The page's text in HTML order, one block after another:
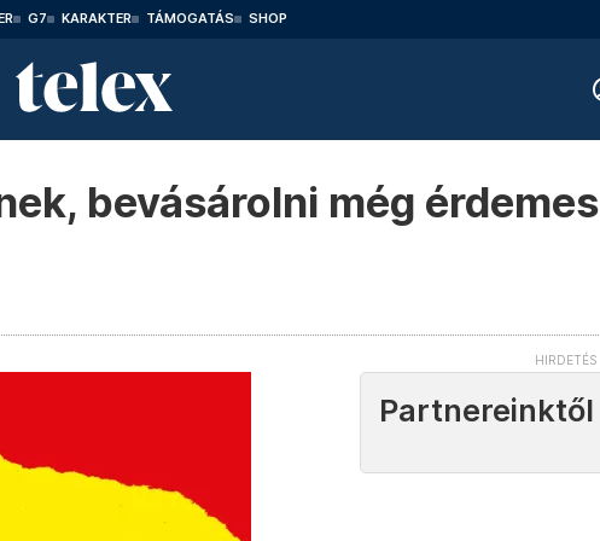
G7 KARAKTER TÁMOGATÁS SHOP
bevásárolni még érdemes
Partnereinktől